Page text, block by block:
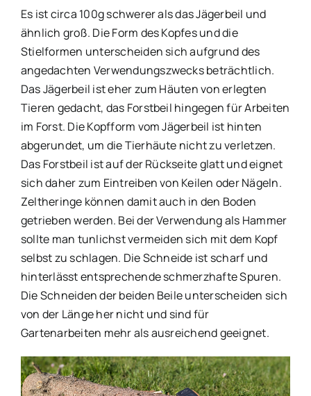
Es ist circa 100g schwerer als das Jägerbeil und
ähnlich groß. Die Form des Kopfes und die
Stielformen unterscheiden sich aufgrund des
angedachten Verwendungszwecks beträchtlich.
Das Jägerbeil ist eher zum Häuten von erlegten
Tieren gedacht, das Forstbeil hingegen für Arbeiten
im Forst. Die Kopfform vom Jägerbeil ist hinten
abgerundet, um die Tierhäute nicht zu verletzen.
Das Forstbeil ist auf der Rückseite glatt und eignet
sich daher zum Eintreiben von Keilen oder Nägeln.
Zeltheringe können damit auch in den Boden
getrieben werden. Bei der Verwendung als Hammer
sollte man tunlichst vermeiden sich mit dem Kopf
selbst zu schlagen. Die Schneide ist scharf und
hinterlässt entsprechende schmerzhafte Spuren.
Die Schneiden der beiden Beile unterscheiden sich
von der Länge her nicht und sind für
Gartenarbeiten mehr als ausreichend geeignet.